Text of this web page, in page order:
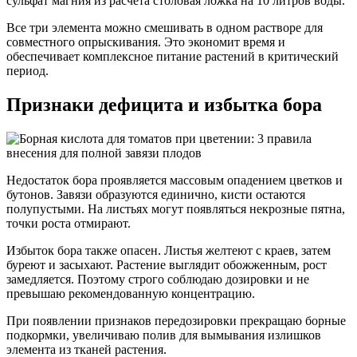
Все три элемента можно смешивать в одном растворе для
совместного опрыскивания. Это экономит время и
обеспечивает комплексное питание растений в критический
период.
Признаки дефицита и избытка бора
Недостаток бора проявляется массовым опадением цветков и
бутонов. Завязи образуются единично, кисти остаются
полупустыми. На листьях могут появляться некрозные пятна,
точки роста отмирают.
Избыток бора также опасен. Листья желтеют с краев, затем
буреют и засыхают. Растение выглядит обожженным, рост
замедляется. Поэтому строго соблюдаю дозировки и не
превышаю рекомендованную концентрацию.
При появлении признаков передозировки прекращаю борные
подкормки, увеличиваю полив для вымывания излишков
элемента из тканей растения.